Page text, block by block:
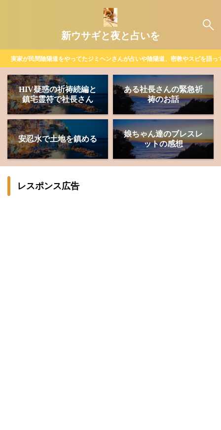
新ウサギと夜と占いを
実家が民間陰陽道をやってたジミヘンさんが占いや陰陽道、密教やスピを語
HIV疑惑の祈祷続編と
鎮宅霊符で社長さん
ある社長さんの緊急祈
祷のお話
安忍水で土地を鎮める
娘ちゃん達のブレスレ
ットの感想
レスポンス広告